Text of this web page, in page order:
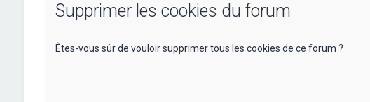
Supprimer les cookies du forum
Êtes-vous sûr de vouloir supprimer tous les cookies de ce forum ?